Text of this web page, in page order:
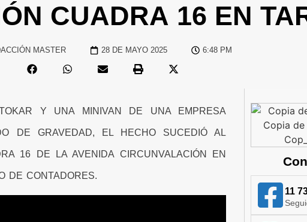
CUADRA 16 EN
MASTER 28 DE MAYO 2025 6:48 PM
Y UNA MINIVAN DE UNA EMPRESA
DE GRAVEDAD, EL HECHO SUCEDIÓ AL
16 DE LA AVENIDA CIRCUNVALACIÓN EN
DE CONTADORES.
11